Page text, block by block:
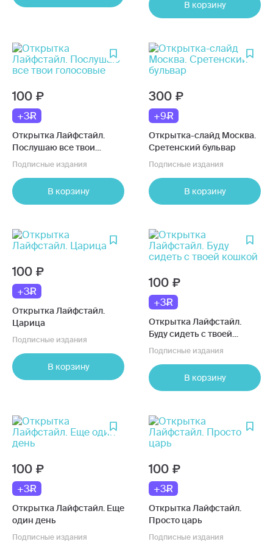
В корзину
100
+3
Открытка Лайфстайл.
Послушаю все твои
голосовые
Подписные издания
В корзину
300
+9
Открытка-слайд Москва.
Сретенский бульвар
Подписные издания
В корзину
100
+3
Открытка Лайфстайл.
Царица
Подписные издания
В корзину
100
+3
Открытка Лайфстайл.
Буду сидеть с твоей
кошкой
Подписные издания
В корзину
100
+3
Открытка Лайфстайл. Еще
один день
Подписные издания
100
+3
Открытка Лайфстайл.
Просто царь
Подписные издания